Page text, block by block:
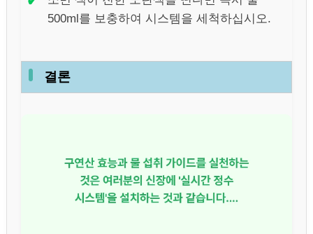
500ml를 보충하여 시스템을 세척하십시오.
결론